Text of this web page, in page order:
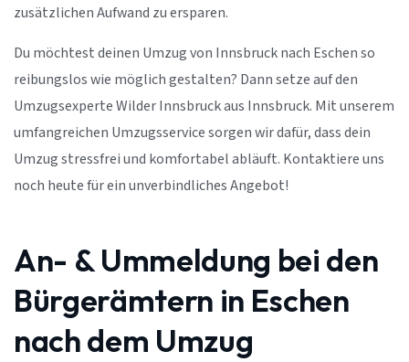
zusätzlichen Aufwand zu ersparen.
Du möchtest deinen Umzug von Innsbruck nach Eschen so
reibungslos wie möglich gestalten? Dann setze auf den
Umzugsexperte Wilder Innsbruck aus Innsbruck. Mit unserem
umfangreichen Umzugsservice sorgen wir dafür, dass dein
Umzug stressfrei und komfortabel abläuft. Kontaktiere uns
noch heute für ein unverbindliches Angebot!
An- & Ummeldung bei den
Bürgerämtern in Eschen
nach dem Umzug